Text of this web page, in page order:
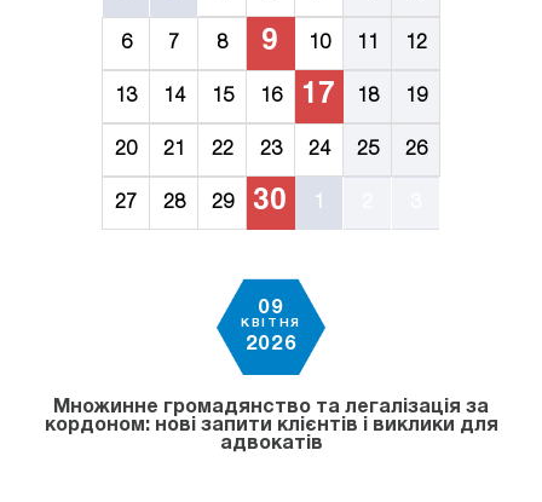
6 7 8 9 10 12
13 14 15 16 17 18 19
20 21 22 23 24 25 26
27 28 29 30
09
КВІТНЯ
2026
Множинне громадянство та легалізація за
кордоном: нові запити клієнтів і виклики для
адвокатів